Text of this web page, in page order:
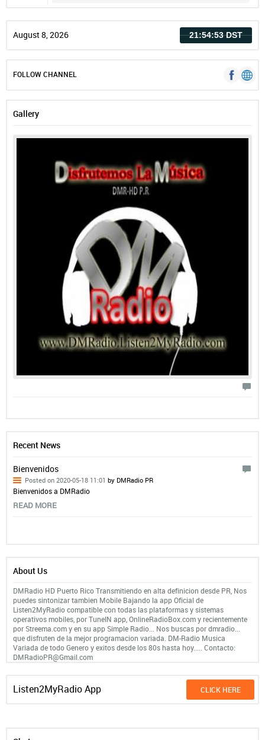
August 8, 2026 21:54:53 DST
FOLLOW CHANNEL
Gallery
Recent News
Bienvenidos
Posted on 2020-05-18 11:01 by DMRadio PR
Bienvenidos a DMRadio
READ MORE
About Us
DMRadio HD Puerto Rico Transmitiendo en alta definicion desde PR, Nos
puedes sintonizar tambien Mobile Bajando la app Oficial de
Listen2MyRadio compatible con todas las plataformas y sistemas
operativos mobiles, por TuneIN app, OnlineRadioBox.com y recientemente
por Streema.com y en su app Simple Radio... Nos buscas por dmradio...
que disfruten de la mejor programacion variada. DM-Radio Musica
Variada de todo Genero y exitos desde los 80s hasta hoy..... Contacto:
DMRadioPR@Gmail.com
Listen2MyRadio App CLICK HERE